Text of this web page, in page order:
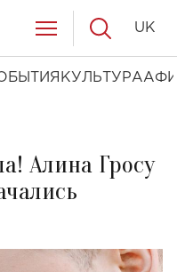
КУЛЬТУРА
UK
Алина Гросу